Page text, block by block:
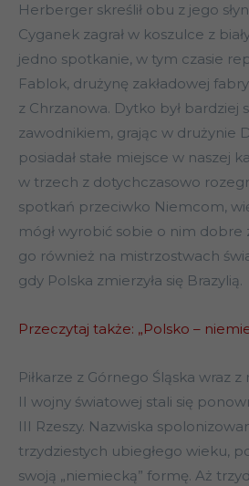
Herberger skreślił obu z jego
Cyganek zagrał w koszulce z
jedno spotkanie, w tym czasie
Fablok, drużynę zakładowej
z Chrzanowa. Dytko był bardziej
zawodnikiem, grając w drużynie
posiadał stałe miejsce w naszej
w trzech z dotychczasowo
spotkań przeciwko Niemcom,
mógł wyrobić sobie o nim dobre
go również na mistrzostwach
gdy Polska zmierzyła się Brazylią.
Przeczytaj także: „Polsko –
Piłkarze z Górnego Śląska wraz
II wojny światowej stali się
III Rzeszy. Nazwiska
trzydziestych ubiegłego wieku,
swoją „niemiecką” formę. Aż